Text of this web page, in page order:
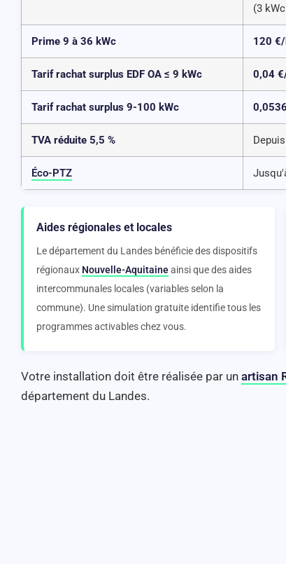
(3
Prime 9 à 36 kWc 120
Tarif rachat surplus EDF OA ≤ 9 kWc 0,04
Tarif rachat surplus 9-100 kWc
TVA réduite 5,5 %
Éco-PTZ
Aides régionales et locales
Le département du Landes bénéficie des dispositifs
régionaux Nouvelle-Aquitaineainsi que des aides
intercommunales locales (variables selon la
commune). Une simulation gratuite identifie tous les
programmes activables chez vous.
Votre installation doit être réalisée par un artisan
département du Landes.